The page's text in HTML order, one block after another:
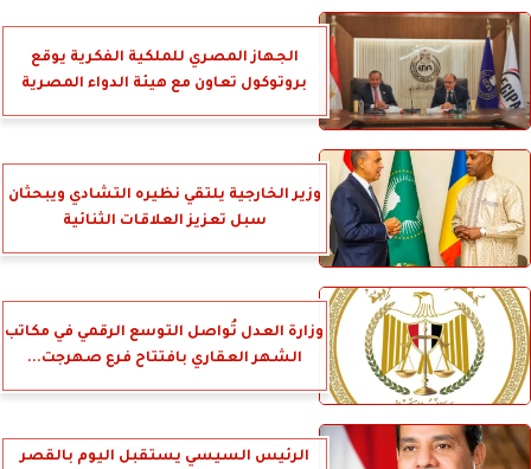
الجهاز المصري للملكية الفكرية يوقع
بروتوكول تعاون مع هيئة الدواء المصرية
وزير الخارجية يلتقي نظيره التشادي ويبحثان
سبل تعزيز العلاقات الثنائية
وزارة العدل تُواصل التوسع الرقمي في مكاتب
الشهر العقاري بافتتاح فرع صهرجت...
الرئيس السيسي يستقبل اليوم بالقصر